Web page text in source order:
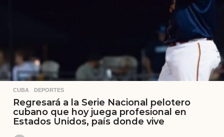
CUBA ,DEPORTES
Regresará a la Serie Nacional pelotero
cubano que hoy juega profesional en
Estados Unidos, país donde vive